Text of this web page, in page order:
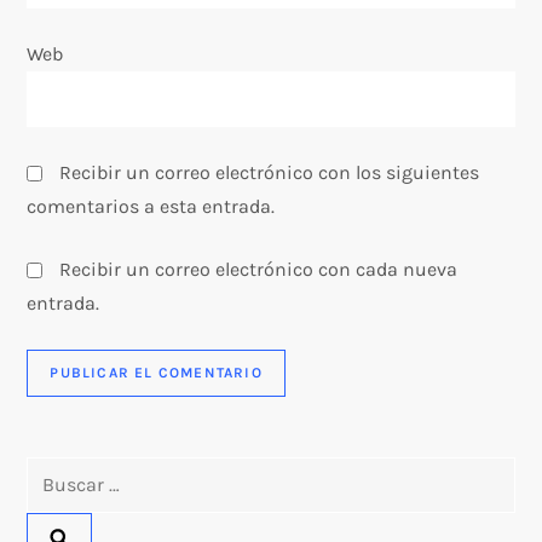
d
s
Web
Recibir un correo electrónico con los siguientes
comentarios a esta entrada.
Recibir un correo electrónico con cada nueva
entrada.